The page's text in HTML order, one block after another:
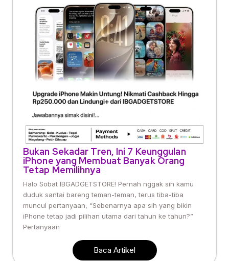
Bukan Sekadar Tren, Ini 7 Keunggulan
iPhone yang Membuat Banyak Orang
Tetap Memilihnya
Halo Sobat IBGADGETSTORE! Pernah nggak sih kamu
duduk santai bareng teman-teman, terus tiba-tiba
muncul pertanyaan, “Sebenarnya apa sih yang bikin
iPhone tetap jadi pilihan utama dari tahun ke tahun?”
Pertanyaan
Baca Artikel